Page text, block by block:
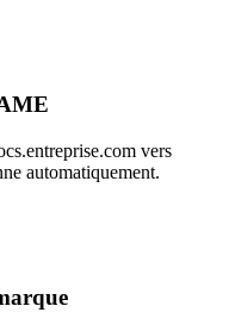
vers
automatiquement.